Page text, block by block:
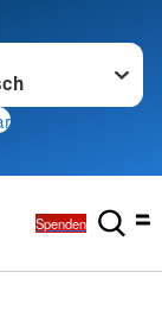
wechseln zu
Spenden